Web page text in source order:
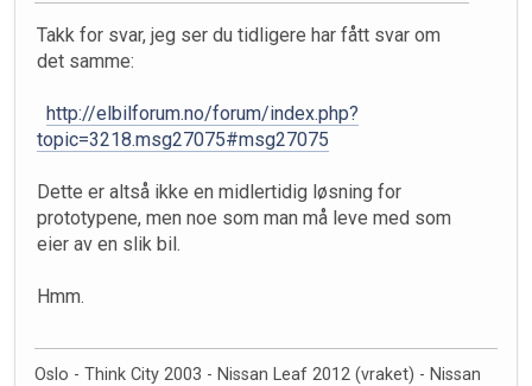
Takk for svar, jeg ser du tidligere har fått svar om
det samme:
http://elbilforum.no/forum/index.php?
topic=3218.msg27075#msg27075
Dette er altså ikke en midlertidig løsning for
prototypene, men noe som man må leve med som
eier av en slik bil.
Hmm.
Oslo - Think City 2003 - Nissan Leaf 2012 (vraket) - Nissan